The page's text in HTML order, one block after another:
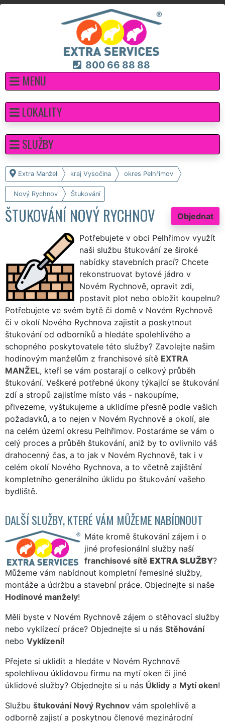
800 66 88 88
MENU
Extra Manžel kraj Vysočina okres Pelhřimov
Nový Rychnov Štukování
Objednat
ŠTUKOVÁNÍ NOVÝ RYCHNOV
Potřebujete v obci Pelhřimov využít
naši službu štukování ze široké
nabídky stavebních prací? Chcete
rekonstruovat bytové jádro v
Novém Rychnově, opravit zdi,
postavit plot nebo obložit koupelnu?
Potřebujete ve svém bytě či domě v Novém Rychnově
či v okolí Nového Rychnova zajistit a poskytnout
štukování od odborníků a hledáte spolehlivého a
schopného poskytovatele této služby? Zavolejte našim
hodinovým manželům z franchisové sítě EXTRA
MANŽEL, kteří se vám postarají o celkový průběh
štukování. Veškeré potřebné úkony týkající se štukování
zdí a stropů zajistíme místo vás - nakoupíme,
přivezeme, vyštukujeme a uklidíme přesně podle vašich
požadavků, a to nejen v Novém Rychnově a okolí, ale
na celém území okresu Pelhřimov. Postaráme se vám o
celý proces a průběh štukování, aniž by to ovlivnilo váš
drahocenný čas, a to jak v Novém Rychnově, tak i v
celém okolí Nového Rychnova, a to včetně zajištění
kompletního generálního úklidu po štukování vašeho
bydliště.
DALŠÍ SLUŽBY, KTERÉ VÁM MŮŽEME NABÍDNOUT
Máte kromě štukování zájem i o
jiné profesionální služby naší
franchisové sítě EXTRA SLUŽBY?
Můžeme vám nabídnout kompletní řemeslné služby,
montáže a údržbu a stavební práce. Objednejte si naše
Hodinové manžely!
Měli byste v Novém Rychnově zájem o stěhovací služby
nebo vyklízecí práce? Objednejte si u nás Stěhování
nebo Vyklízení!
Přejete si uklidit a hledáte v Novém Rychnově
spolehlivou úklidovou firmu na mytí oken či jiné
úklidové služby? Objednejte si u nás Úklidy a Mytí oken!
Službu štukování Nový Rychnov vám spolehlivě a
odborně zajistí a poskytnou členové mezinárodní
LOKALITY
SLUŽBY